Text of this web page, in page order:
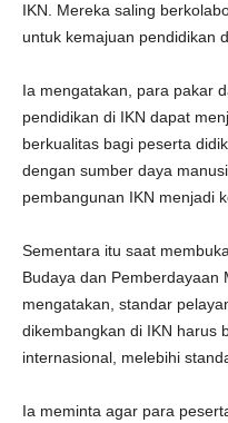
IKN. Mereka saling
untuk kemajuan pendidikan
Ia mengatakan, para pakar
pendidikan di IKN dapat
berkualitas bagi peserta
dengan sumber daya
pembangunan IKN menjadi
Sementara itu saat
Budaya dan Pemberdayaan
mengatakan, standar
dikembangkan di IKN harus
internasional, melebihi
Ia meminta agar para